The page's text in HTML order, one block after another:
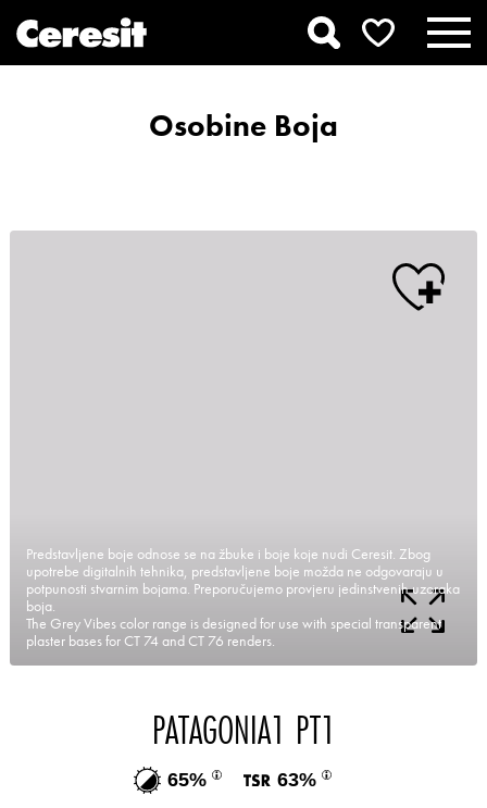
Osobine Boja
Predstavljene boje odnose se na žbuke i boje koje nudi Ceresit. Zbog
upotrebe digitalnih tehnika, predstavljene boje možda ne odgovaraju u
potpunosti stvarnim bojama. Preporučujemo provjeru jedinstvenih uzoraka
boja.
The Grey Vibes color range is designed for use with special transparent
plaster bases for CT 74 and CT 76 renders.
PATAGONIA1 PT1
65% 63%